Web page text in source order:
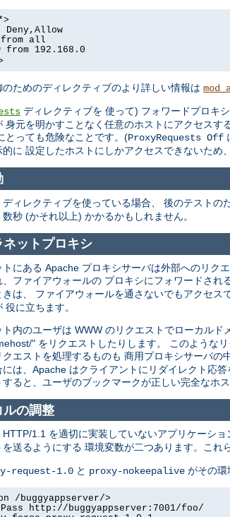
Deny,Allow
from all
from 192.168.0
のためのディレクティブのより詳しい情報は
ディレクティブを 使って) フォワードプロキ
身元を明かすことなく任意のホストにアクセス
とっても危険なことです。(ProxyRequests Off
に 設定したホストにしかアクセスできないため
ディレクティブを使っている場合、 後のテストの
秒 (かそれ以上) かかるかもしれません。
ネットプロキシ
トにある Apache プロキシサーバは外部へのリク
、ファイアウォールの プロキシにフォワードされ
きは、 ファイアウォールを通さないでもアクセ
役に立ちます。
内のユーザは WWW のリクエストでローカルド
" をリクエストしたりします。 このような
エストを処理するものも 商用プロキシサーバの
には、Apache はクライアントにリダイレクト応
すると、ユーザのブックマークが正しい完全なホ
ルの調整
1.1 を適切に実装していないアプリケーショ
送るようにする 環境変数が二つあります。これ
request-1.0 と proxy-nokeepalive がその環
/buggyappserver/>
http://buggyappserver:7001/foo/